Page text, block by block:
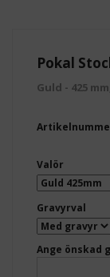
Pokal
Guld - 425
Valör
Gravyrval
Ange önskad